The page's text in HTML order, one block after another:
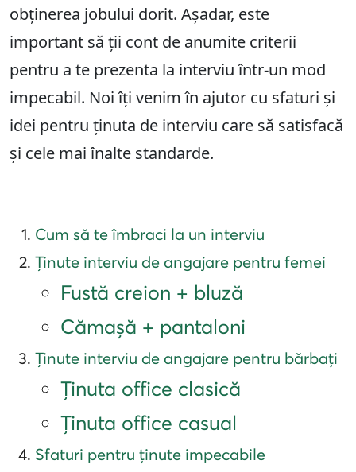
obținerea jobului dorit. Așadar, este
important să ții cont de anumite criterii
pentru a te prezenta la interviu într-un mod
impecabil. Noi îți venim în ajutor cu sfaturi și
idei pentru ținuta de interviu care să satisfacă
și cele mai înalte standarde.
Cum să te îmbraci la un interviu
Ținute interviu de angajare pentru femei
Fustă creion + bluză
Cămașă + pantaloni
Ținute interviu de angajare pentru bărbați
Ținuta office clasică
Ținuta office casual
Sfaturi pentru ținute impecabile